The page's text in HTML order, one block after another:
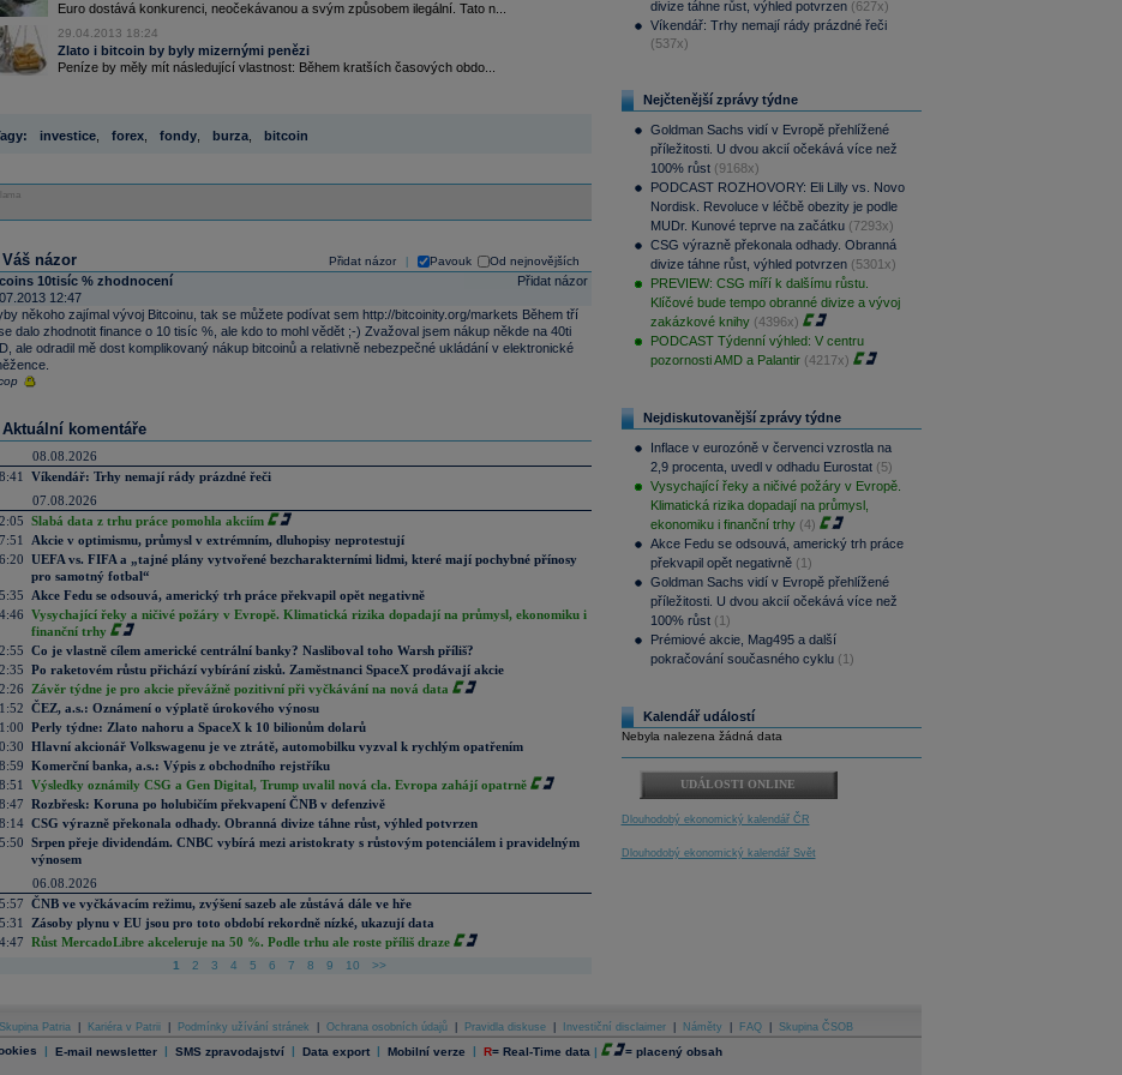
Euro dostává konkurenci, neočekávanou a svým způsobem ilegální. Tato n...
29.04.2013 18:24
Zlato i bitcoin by byly mizernými penězi
Peníze by měly mít následující vlastnost: Během kratších časových obdo...
investice, forex, fondy, burza, bitcoin
Přidat názor Pavouk Od nejnovějších
Váš názor
Přidat názor
10tisíc % zhodnocení
12:47
někoho zajímal vývoj Bitcoinu, tak se můžete podívat sem http://bitcoinity.org/markets Během tří
dalo zhodnotit finance o 10 tisíc %, ale kdo to mohl vědět ;-) Zvažoval jsem nákup někde na 40ti
ale odradil mě dost komplikovaný nákup bitcoinů a relativně nebezpečné ukládání v elektronické
Aktuální komentáře
08.08.2026
8:41
Víkendář: Trhy nemají rády prázdné řeči
07.08.2026
Slabá data z trhu práce pomohla akciím
Akcie v optimismu, průmysl v extrémním, dluhopisy neprotestují
UEFA vs. FIFA a „tajné plány vytvořené bezcharakterními lidmi, které mají pochybné přínosy
pro samotný fotbal“
Akce Fedu se odsouvá, americký trh práce překvapil opět negativně
Vysychající řeky a ničivé požáry v Evropě. Klimatická rizika dopadají na průmysl, ekonomiku i
finanční trhy
Co je vlastně cílem americké centrální banky? Nasliboval toho Warsh příliš?
Po raketovém růstu přichází vybírání zisků. Zaměstnanci SpaceX prodávají akcie
Závěr týdne je pro akcie převážně pozitivní při vyčkávání na nová data
ČEZ, a.s.: Oznámení o výplatě úrokového výnosu
Perly týdne: Zlato nahoru a SpaceX k 10 bilionům dolarů
Hlavní akcionář Volkswagenu je ve ztrátě, automobilku vyzval k rychlým opatřením
8:59 Komerční banka, a.s.: Výpis z obchodního rejstříku
8:51
Výsledky oznámily CSG a Gen Digital, Trump uvalil nová cla. Evropa zahájí opatrně
8:47 Rozbřesk: Koruna po holubičím překvapení ČNB v defenzivě
8:14 CSG výrazně překonala odhady. Obranná divize táhne růst, výhled potvrzen
5:50 Srpen přeje dividendám. CNBC vybírá mezi aristokraty s růstovým potenciálem i pravidelným
výnosem
06.08.2026
ČNB ve vyčkávacím režimu, zvýšení sazeb ale zůstává dále ve hře
Zásoby plynu v EU jsou pro toto období rekordně nízké, ukazují data
Růst MercadoLibre akceleruje na 50 %. Podle trhu ale roste příliš draze
1 2 3 4 5 6 7 8 9 10 >>
divize táhne růst, výhled potvrzen (627x)
Víkendář: Trhy nemají rády prázdné řeči
(537x)
Nejčtenější zprávy týdne
Goldman Sachs vidí v Evropě přehlížené
příležitosti. U dvou akcií očekává více než
100% růst (9168x)
PODCAST ROZHOVORY: Eli Lilly vs. Novo
Nordisk. Revoluce v léčbě obezity je podle
MUDr. Kunové teprve na začátku (7293x)
CSG výrazně překonala odhady. Obranná
divize táhne růst, výhled potvrzen (5301x)
PREVIEW: CSG míří k dalšímu růstu.
Klíčové bude tempo obranné divize a vývoj
zakázkové knihy (4396x)
PODCAST Týdenní výhled: V centru
pozornosti AMD a Palantir (4217x)
Nejdiskutovanější zprávy týdne
Inflace v eurozóně v červenci vzrostla na
2,9 procenta, uvedl v odhadu Eurostat (5)
Vysychající řeky a ničivé požáry v Evropě.
Klimatická rizika dopadají na průmysl,
ekonomiku i finanční trhy (4)
Akce Fedu se odsouvá, americký trh práce
překvapil opět negativně (1)
Goldman Sachs vidí v Evropě přehlížené
příležitosti. U dvou akcií očekává více než
100% růst (1)
Prémiové akcie, Mag495 a další
pokračování současného cyklu (1)
Kalendář událostí
Nebyla nalezena žádná data
UDÁLOSTI ONLINE
Dlouhodobý ekonomický kalendář ČR
Dlouhodobý ekonomický kalendář Svět
Skupina Patria Kariéra v Patrii Podmínky užívání stránek Ochrana osobních údajů Pravidla diskuse Investiční disclaimer Náměty FAQ Skupina ČSOB
| E-mail newsletter | SMS zpravodajství | Data export | Mobilní verze | R= Real-Time data | = placený obsah